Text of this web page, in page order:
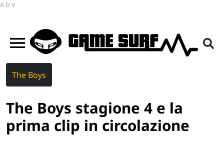
ADV
The Boys
The Boys stagione 4 e la
prima clip in circolazione